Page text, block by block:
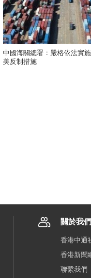
中國海關總署：嚴格依法實
美反制措施
關於我們
香港中通
香港新聞
聯繫我們